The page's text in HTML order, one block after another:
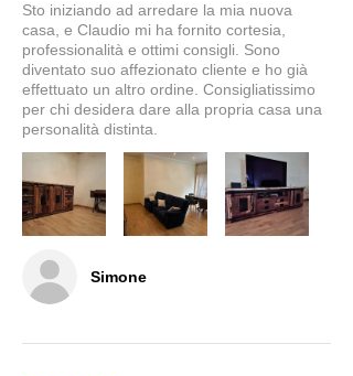
Simone
Sto iniziando ad arredare la mia nuova
casa, e Claudio mi ha fornito cortesia,
professionalità e ottimi consigli. Sono
diventato suo affezionato cliente e ho già
effettuato un altro ordine. Consigliatissimo
per chi desidera dare alla propria casa una
personalità distinta.